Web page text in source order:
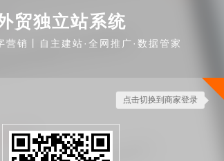
贸独立站系统
营销丨自主建站·全网推广·数据管家
点击切换到商家登录